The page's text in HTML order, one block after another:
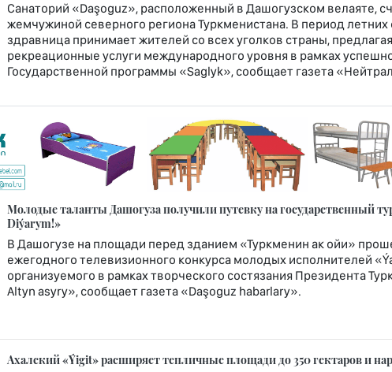
Санаторий «Daşoguz», расположенный в Дашогузском велаяте,
жемчужиной северного региона Туркменистана. В период летних
здравница принимает жителей со всех уголков страны,
рекреационные услуги международного уровня в рамках
Государственной программы «Saglyk», сообщает газета
Молодые таланты Дашогуза получили путевку на государственный
Diýarym!»
В Дашогузе на площади перед зданием «Туркменин ак ойи»
ежегодного телевизионного конкурса молодых исполнителей
организуемого в рамках творческого состязания Президента
Altyn asyry», сообщает газета «Daşoguz habarlary».
Ахалский «Ýigit» расширяет тепличные площади до 350 гектаров и